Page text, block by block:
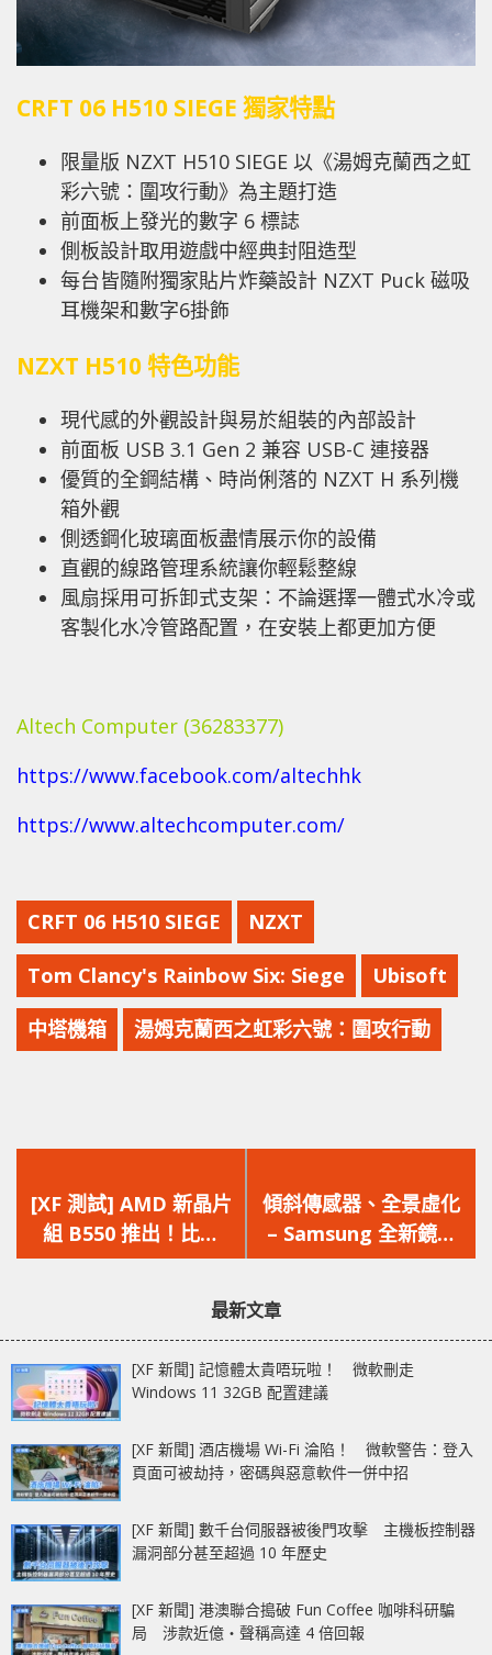
CRFT 06 H510 SIEGE 獨家特點
限量版 NZXT H510 SIEGE 以《湯姆克蘭西之虹
彩六號：圍攻行動》為主題打造
前面板上發光的數字 6 標誌
側板設計取用遊戲中經典封阻造型
每台皆隨附獨家貼片炸藥設計 NZXT Puck 磁吸
耳機架和數字6掛飾
NZXT H510特色功能
現代感的外觀設計與易於組裝的內部設計
前面板 USB 3.1 Gen 2 兼容 USB-C 連接器
優質的全鋼結構、時尚俐落的 NZXT H 系列機
箱外觀
側透鋼化玻璃面板盡情展示你的設備
直觀的線路管理系統讓你輕鬆整線
風扇採用可拆卸式支架：不論選擇一體式水冷或
客製化水冷管路配置，在安裝上都更加方便
Altech Computer (36283377)
https://www.facebook.com/altechhk
https://www.altechcomputer.com/
CRFT 06 H510 SIEGE NZXT
Tom Clancy's Rainbow Six: Siege Ubisoft
中塔機箱 湯姆克蘭西之虹彩六號：圍攻行動
一
篇
文
[XF 測試] AMD 新晶片
組 B550 推出！比較
X570 與 B450 性能有
一
篇
文
傾斜傳感器、全景虛化
– Samsung 全新鏡頭
專利發佈，挑戰六鏡拍
最新文章
[XF 新聞] 記憶體太貴唔玩啦！ 微軟刪走
Windows 11 32GB 配置建議
[XF 新聞] 酒店機場 Wi-Fi 淪陷！ 微軟警告：登入
頁面可被劫持，密碼與惡意軟件一併中招
[XF 新聞] 數千台伺服器被後門攻擊 主機板控制器
漏洞部分甚至超過 10 年歷史
[XF 新聞] 港澳聯合搗破 Fun Coffee 咖啡科研騙
局 涉款近億‧聲稱高達 4 倍回報